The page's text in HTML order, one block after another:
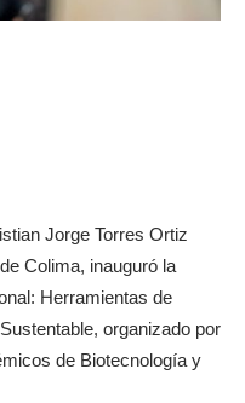
Jorge Torres Ortiz
Colima, inauguró la
Herramientas de
organizado por
de Biotecnología y